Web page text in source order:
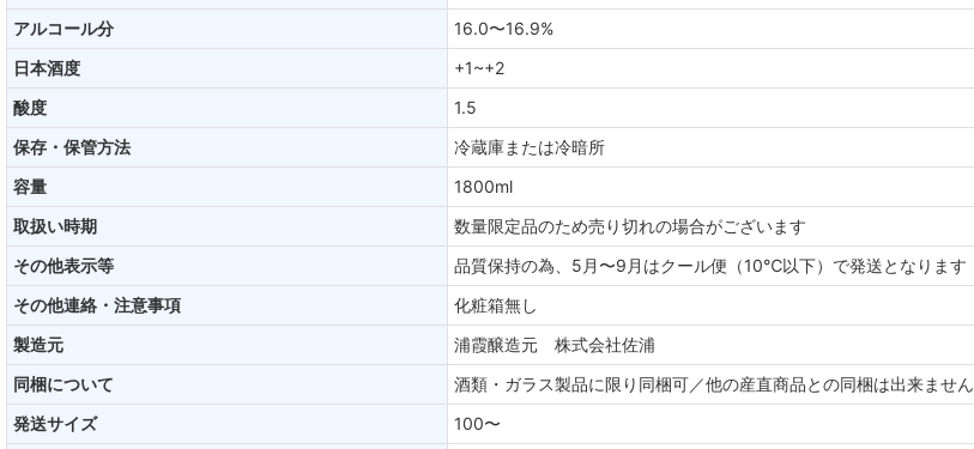
アルコール分
16.0〜16.9%
日本酒度
+1~+2
酸度
1.5
保存・保管方法
冷蔵庫または冷暗所
容量
1800ml
取扱い時期
数量限定品のため売り切れの場合がございます
その他表示等
品質保持の為、5月〜9月はクール便（10℃以下）で発送となります
その他連絡・注意事項
化粧箱無し
製造元
浦霞醸造元 株式会社佐浦
同梱について
酒類・ガラス製品に限り同梱可／他の産直商品との同梱は出来ません
発送サイズ
100〜